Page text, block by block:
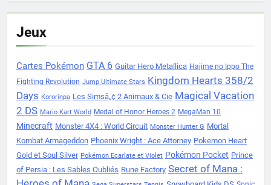
Jeux
Cartes Pokémon GTA 6 Guitar Hero Metallica Hajime no Ippo The
Fighting Revolution Jump Ultimate Stars Kingdom Hearts 358/2
Days Kororinpa Les Simsâ„¢ 2 Animaux & Cie Magical Vacation
2 DS Mario Kart World Medal of Honor Heroes 2 MegaMan 10
Minecraft Monster 4X4 : World Circuit Monster Hunter G Mortal
Kombat Armageddon Phoenix Wright : Ace Attorney Pokemon Heart
Gold et Soul Silver Pokémon Ecarlate et Violet Pokémon Pocket Prince
of Persia : Les Sables Oubliés Rune Factory Secret of Mana :